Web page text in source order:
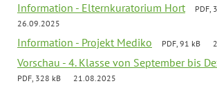
Information - Elternkuratorium Hort
PDF,
26.09.2025
Information - Projekt Mediko PDF, 91 kB
Vorschau - 4. Klasse von September bis
PDF, 328 kB 21.08.2025